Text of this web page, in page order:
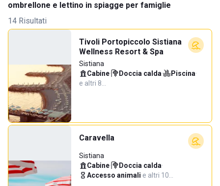
ombrellone e lettino in spiagge per famiglie
14 Risultati
Tivoli Portopiccolo Sistiana
Wellness Resort & Spa
Sistiana
Cabine· Doccia calda· Piscina·
e altri 8…
Caravella
Sistiana
Cabine· Doccia calda·
Accesso animali·e altri 10…